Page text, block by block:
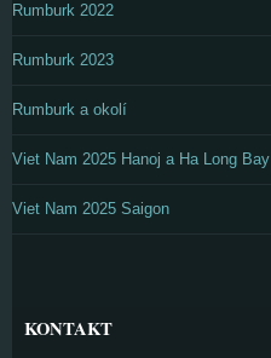
Rumburk 2022
Rumburk 2023
Rumburk a okolí
Viet Nam 2025 Hanoj a Ha Long Bay
Viet Nam 2025 Saigon
KONTAKT